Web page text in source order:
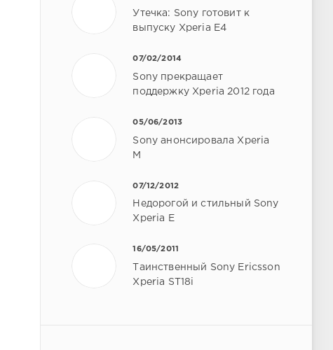
Утечка: Sony готовит к
выпуску Xperia E4
07/02/2014
Sony прекращает
поддержку Xperia 2012 года
05/06/2013
Sony анонсировала Xperia
M
07/12/2012
Недорогой и стильный Sony
Xperia E
16/05/2011
Таинственный Sony Ericsson
Xperia ST18i